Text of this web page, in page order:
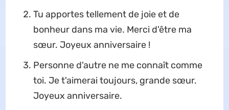
Tu apportes tellement de joie et de
bonheur dans ma vie. Merci d'être ma
sœur. Joyeux anniversaire !
Personne d'autre ne me connaît comme
toi. Je t'aimerai toujours, grande sœur.
Joyeux anniversaire.